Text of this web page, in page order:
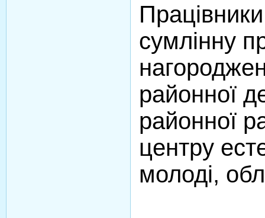
сумлінну
районної
районної
центру
молоді,